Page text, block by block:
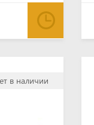
в наличии